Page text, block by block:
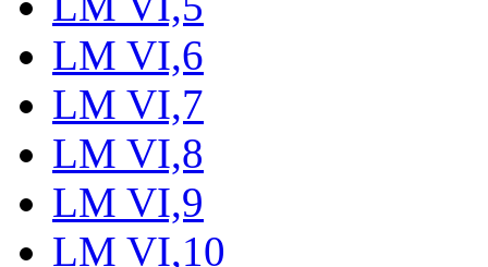
LM VI,6
LM VI,7
LM VI,8
LM VI,9
LM VI,10